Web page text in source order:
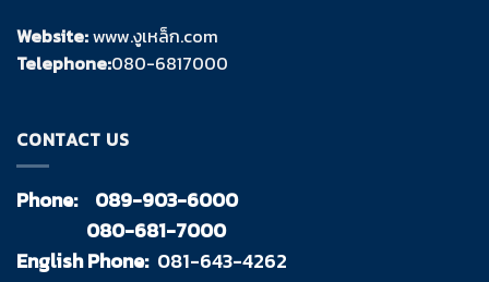
Website:www.งูเหล็ก.com
Telephone:080-6817000
CONTACT US
Phone: 089-903-6000
080-681-7000
English Phone: 081-643-4262